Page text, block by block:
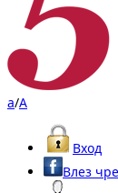
a/A
Вход
Влез